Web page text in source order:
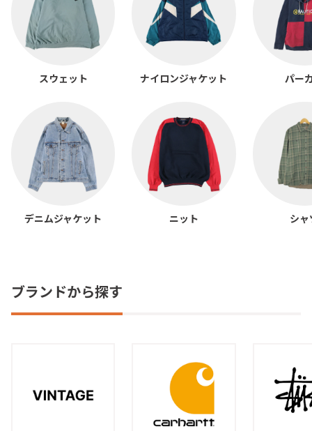
スウェット ナイロンジャケット パー
デニムジャケット ニット シャ
ブランドから探す